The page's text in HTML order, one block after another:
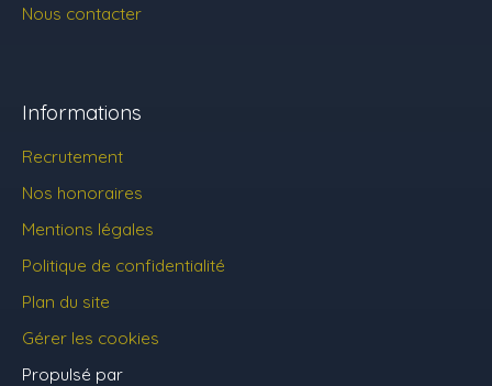
Nous contacter
Informations
Recrutement
Nos honoraires
Mentions légales
Politique de confidentialité
Plan du site
Gérer les cookies
Propulsé par